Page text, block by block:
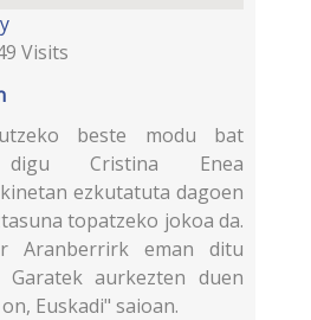
Visits
beste modu bat
digu Cristina Enea
ezkutatuta dagoen
topatzeko jokoa da.
Aranberrirk eman ditu
Garatek aurkezten duen
Euskadi" saioan.